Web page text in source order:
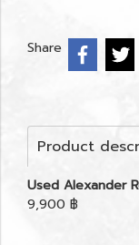
Share
Product
Used Alexander
9,900 ฿